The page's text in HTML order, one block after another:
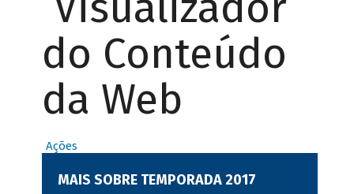
do Conteúdo
da Web
Ações
MAIS SOBRE TEMPORADA 2017